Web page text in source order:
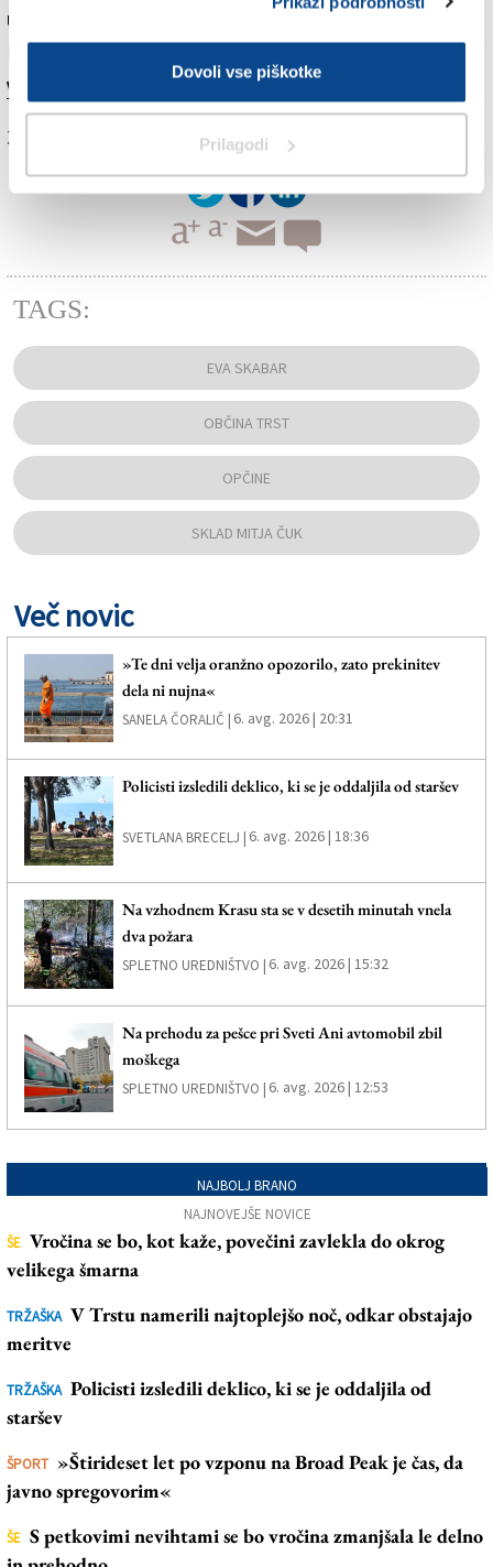
Dovoli vse piškotke
Prilagodi
urada za nepremičnine Lucia Tomasi. Sklep pa mora
pred tem obravnavati še občinski svet.
Več v današnjem (petkovem) Primorskem dnevniku
Za branje in pisanje komentarjev je potrebna prijava
TAGS:
EVA SKABAR
OBČINA TRST
OPČINE
SKLAD MITJA ČUK
Več novic
»Te dni velja oranžno opozorilo, zato prekinitev
dela ni nujna«
SANELA ČORALIČ | 6. avg. 2026 | 20:31
Policisti izsledili deklico, ki se je oddaljila od staršev
SVETLANA BRECELJ | 6. avg. 2026 | 18:36
Na vzhodnem Krasu sta se v desetih minutah vnela
dva požara
SPLETNO UREDNIŠTVO | 6. avg. 2026 | 15:32
Na prehodu za pešce pri Sveti Ani avtomobil zbil
moškega
SPLETNO UREDNIŠTVO | 6. avg. 2026 | 12:53
NAJBOLJ BRANO
NAJNOVEJŠE NOVICE
ŠE Vročina se bo, kot kaže, povečini zavlekla do okrog
velikega šmarna
TRŽAŠKA V Trstu namerili najtoplejšo noč, odkar obstajajo
meritve
TRŽAŠKA Policisti izsledili deklico, ki se je oddaljila od
staršev
ŠPORT »Štirideset let po vzponu na Broad Peak je čas, da
javno spregovorim«
ŠE S petkovimi nevihtami se bo vročina zmanjšala le delno